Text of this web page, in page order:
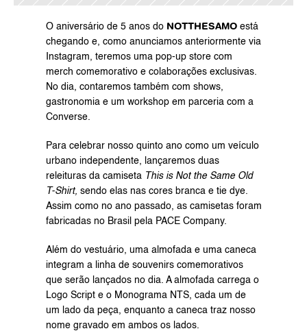
O aniversário de 5 anos do NOTTHESAMO está
chegando e, como anunciamos anteriormente via
Instagram, teremos uma pop-up store com
merch comemorativo e colaborações exclusivas.
No dia, contaremos também com shows,
gastronomia e um workshop em parceria com a
Converse.
Para celebrar nosso quinto ano como um veículo
urbano independente, lançaremos duas
releituras da camiseta This is Not the Same Old
T-Shirt, sendo elas nas cores branca e tie dye.
Assim como no ano passado, as camisetas foram
fabricadas no Brasil pela PACE Company.
Além do vestuário, uma almofada e uma caneca
integram a linha de souvenirs comemorativos
que serão lançados no dia. A almofada carrega o
Logo Script e o Monograma NTS, cada um de
um lado da peça, enquanto a caneca traz nosso
nome gravado em ambos os lados.